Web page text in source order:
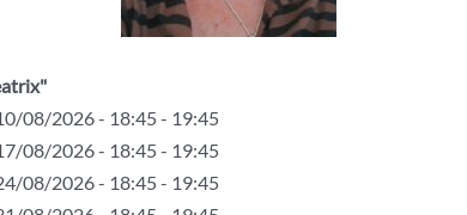
08/2026 - 18:45 - 19:45
08/2026 - 18:45 - 19:45
08/2026 - 18:45 - 19:45